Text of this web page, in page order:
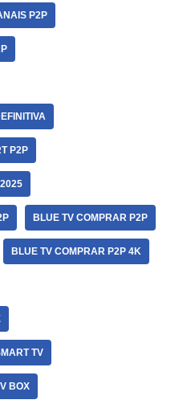
P2P
P2P
BLUE TV COMPRAR P2P
BLUE TV COMPRAR P2P 4K
TV
BOX